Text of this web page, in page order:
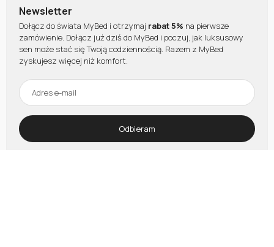
Newsletter
Dołącz do świata MyBed i otrzymaj rabat 5% na pierwsze
zamówienie. Dołącz już dziś do MyBed i poczuj, jak luksusowy
sen może stać się Twoją codziennością. Razem z MyBed
zyskujesz więcej niż komfort.
Odbieram